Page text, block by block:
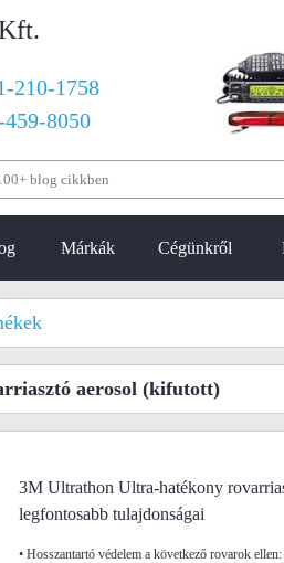
210-1758
8050
Márkák Cégünkről
aerosol (kifutott)
3M Ultrathon Ultra-hatékony
legfontosabb tulajdonságai
• Hosszantartó védelem a következő rovarok